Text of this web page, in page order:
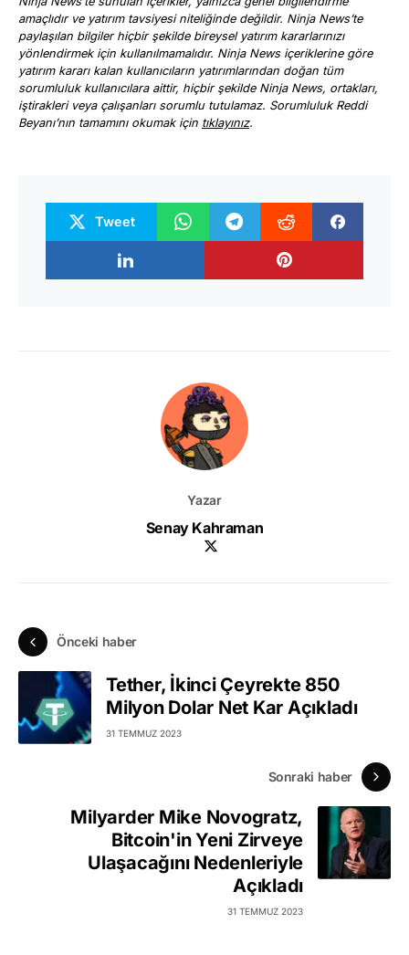
amaçlıdır ve yatırım tavsiyesi niteliğinde değildir. Ninja News’te
paylaşılan bilgiler hiçbir şekilde bireysel yatırım kararlarınızı
yönlendirmek için kullanılmamalıdır. Ninja News içeriklerine göre
yatırım kararı kalan kullanıcıların yatırımlarından doğan tüm
sorumluluk kullanıcılara aittir, hiçbir şekilde Ninja News, ortakları,
iştirakleri veya çalışanları sorumlu tutulamaz. Sorumluluk Reddi
Beyanı’nın tamamını okumak için tıklayınız.
Tweet
Yazar
Senay Kahraman
Önceki haber
Tether, İkinci Çeyrekte 850
Milyon Dolar Net Kar Açıkladı
31 TEMMUZ 2023
Sonraki haber
Milyarder Mike Novogratz,
Bitcoin'in Yeni Zirveye
Ulaşacağını Nedenleriyle
Açıkladı
31 TEMMUZ 2023